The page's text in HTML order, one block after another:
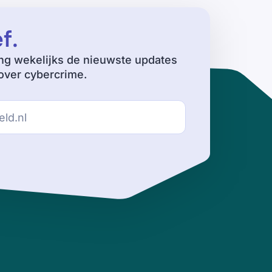
.
wekelijks de nieuwste updates
cybercrime.